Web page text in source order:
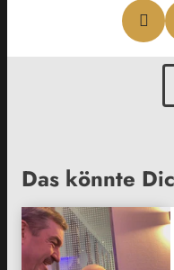
Das könnte